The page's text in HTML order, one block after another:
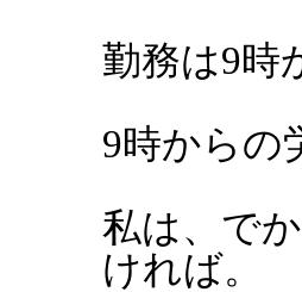
勤務は9時
9時からの
私は、で
ければ。